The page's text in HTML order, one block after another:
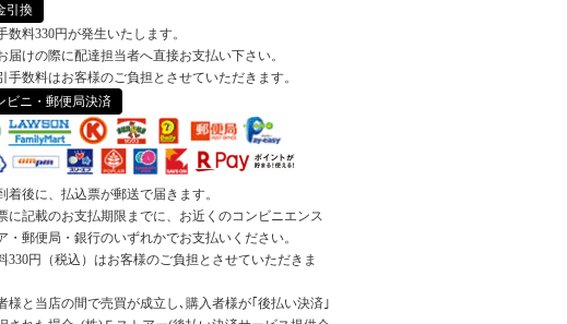
引換
数料330円が発生いたします。
届けの際に配達担当者へ直接お支払い下さい。
手数料はお客様のご負担とさせていただきます。
ビニ・郵便局決済
着後に、払込票が郵送で届きます。
に記載のお支払期限までに、お近くのコンビニエンス
・郵便局・銀行のいずれかでお支払いください。
330円（税込）はお客様のご負担とさせていただきま
様と当店の間で売買が成立し､購入者様が｢後払い決済｣